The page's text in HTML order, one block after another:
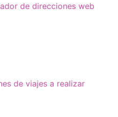
de direcciones web
de viajes a realizar